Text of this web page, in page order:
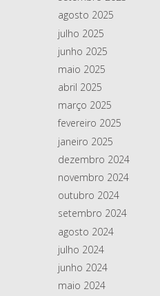
agosto 2025
julho 2025
junho 2025
maio 2025
abril 2025
março 2025
fevereiro 2025
janeiro 2025
dezembro 2024
novembro 2024
outubro 2024
setembro 2024
agosto 2024
julho 2024
junho 2024
maio 2024